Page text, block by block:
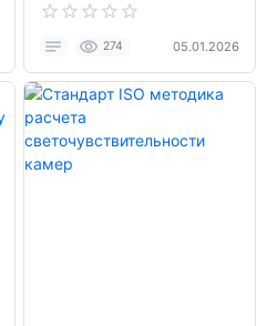
274 05.01.2026